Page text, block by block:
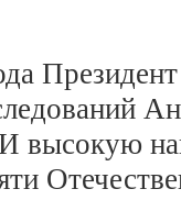
высокую